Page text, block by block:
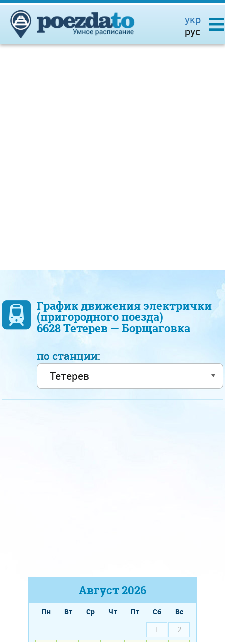
укр
рус
График движения электрички
(пригородного поезда)
6628 Тетерев — Борщаговка
по станции:
Август2026
Пн Вт Ср Чт Пт Сб
Вс
1
2